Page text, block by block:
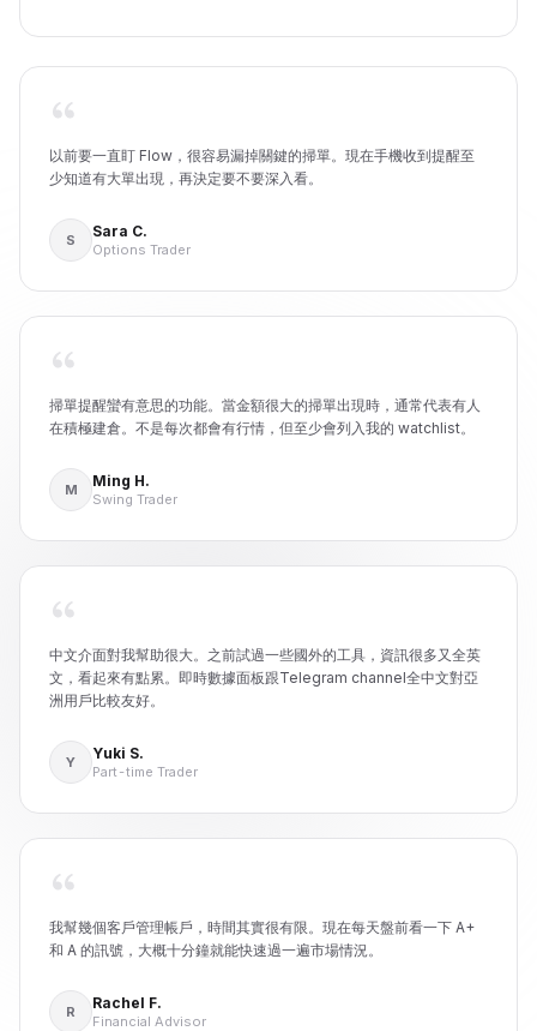
以前要一直盯 Flow，很容易漏掉關鍵的掃單。現在手機收到提醒至
少知道有大單出現，再決定要不要深入看。
S
Sara C.
Options Trader
掃單提醒蠻有意思的功能。當金額很大的掃單出現時，通常代表有人
在積極建倉。不是每次都會有行情，但至少會列入我的 watchlist。
M
Ming H.
Swing Trader
中文介面對我幫助很大。之前試過一些國外的工具，資訊很多又全英
文，看起來有點累。即時數據面板跟Telegram channel全中文對亞
洲用戶比較友好。
Y
Yuki S.
Part-time Trader
我幫幾個客戶管理帳戶，時間其實很有限。現在每天盤前看一下 A+
和 A 的訊號，大概十分鐘就能快速過一遍市場情況。
R
Rachel F.
Financial Advisor